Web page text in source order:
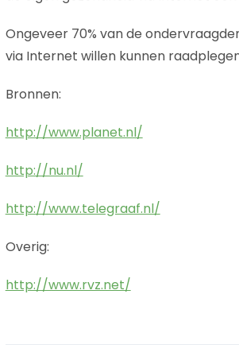
Ongeveer 70% van de
via Internet willen kunnen
Bronnen:
http://www.planet.nl/
http://nu.nl/
http://www.telegraaf.nl/
Overig:
http://www.rvz.net/